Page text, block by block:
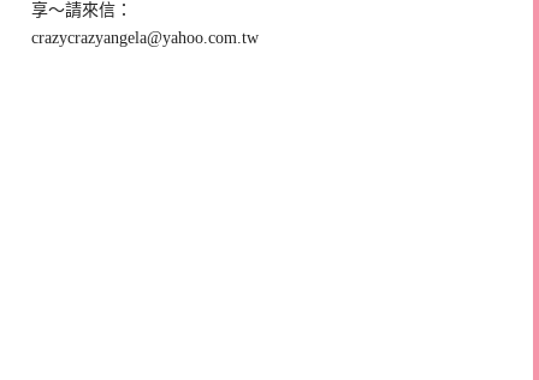
享～請來信：
crazycrazyangela@yahoo.com.tw